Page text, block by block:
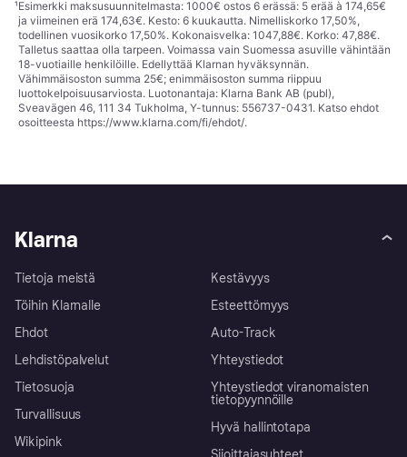
¹Esimerkki maksusuunnitelmasta: 1000€ ostos 6 erässä: 5 erää à 174,65€
ja viimeinen erä 174,63€. Kesto: 6 kuukautta. Nimelliskorko 17,50%,
todellinen vuosikorko 17,50%. Kokonaisvelka: 1047,88€. Korko: 47,88€.
Talletus saattaa olla tarpeen. Voimassa vain Suomessa asuville vähintään
18-vuotiaille henkilöille. Edellyttää Klarnan hyväksynnän.
Vähimmäisoston summa 25€; enimmäisoston summa riippuu
luottokelpoisuusarviosta. Luotonantaja: Klarna Bank AB (publ),
Sveavägen 46, 111 34 Tukholma, Y-tunnus: 556737-0431. Katso ehdot
osoitteesta https://www.klarna.com/fi/ehdot/.
Klarna
Tietoja meistä
Töihin Klarnalle
Ehdot
Lehdistöpalvelut
Tietosuoja
Turvallisuus
Wikipink
Kestävyys
Esteettömyys
Auto-Track
Yhteystiedot
Yhteystiedot viranomaisten
tietopyynnöille
Hyvä hallintotapa